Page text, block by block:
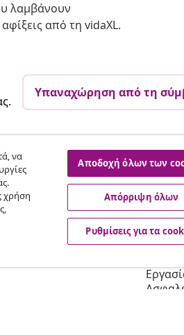
λαμβάνουν
από τη vidaXL.
Υπαναχώρηση από τη
vidaXL
vidaXL
Όροι
να
χρήση
Αποδοχή όλων των
Απόρριψη όλων
Ρυθμίσεις για τα